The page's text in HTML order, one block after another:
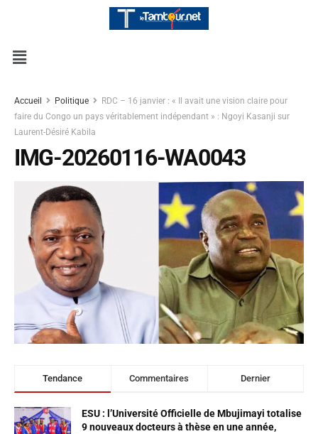
Accueil Politique
RDC – 16 janvier : « Il avait une vision claire pour
faire du Congo un pays véritablement indépendant » : Ngoyi Kasanji sur
Laurent-Désiré Kabila
IMG-20260116-WA0043
Tendance Commentaires Dernier
ESU : l’Université Officielle de Mbujimayi totalise
9 nouveaux docteurs à thèse en une année,